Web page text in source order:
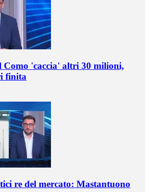
Como 'caccia' altri 30 milioni,
finita
re del mercato: Mastantuono